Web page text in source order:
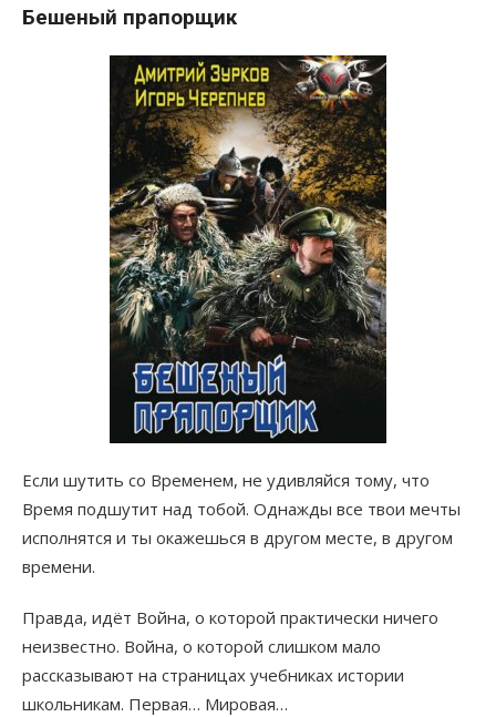
Бешеный прапорщик
Если шутить со Временем, не удивляйся тому, что
Время подшутит над тобой. Однажды все твои мечты
исполнятся и ты окажешься в другом месте, в другом
времени.
Правда, идёт Война, о которой практически ничего
неизвестно. Война, о которой слишком мало
рассказывают на страницах учебниках истории
школьникам. Первая… Мировая…